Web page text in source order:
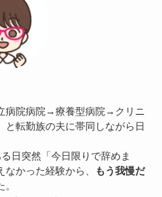
病院病院→療養型病院→クリニ
転勤族の夫に帯同しながら日
日突然「今日限りで辞めま
かった経験から、
もう我慢だ